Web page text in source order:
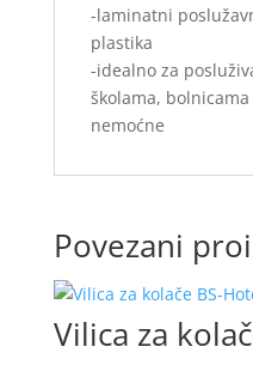
-laminatni
plastika
-idealno za
školama,
nemoćne
Povezani
Vilica za